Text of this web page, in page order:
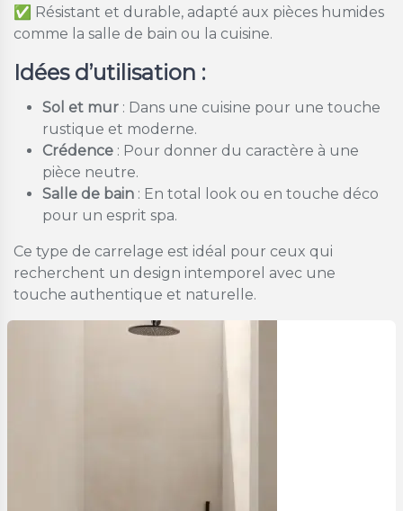
✅ Résistant et durable, adapté aux pièces humides
comme la salle de bain ou la cuisine.
Idées d’utilisation :
Sol et mur : Dans une cuisine pour une touche
rustique et moderne.
Crédence : Pour donner du caractère à une
pièce neutre.
Salle de bain : En total look ou en touche déco
pour un esprit spa.
Ce type de carrelage est idéal pour ceux qui
recherchent un design intemporel avec une
touche authentique et naturelle.